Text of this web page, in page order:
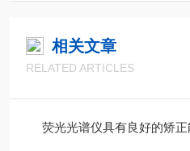
相关文章
RELATED ARTICLES
荧光光谱仪具有良好的矫